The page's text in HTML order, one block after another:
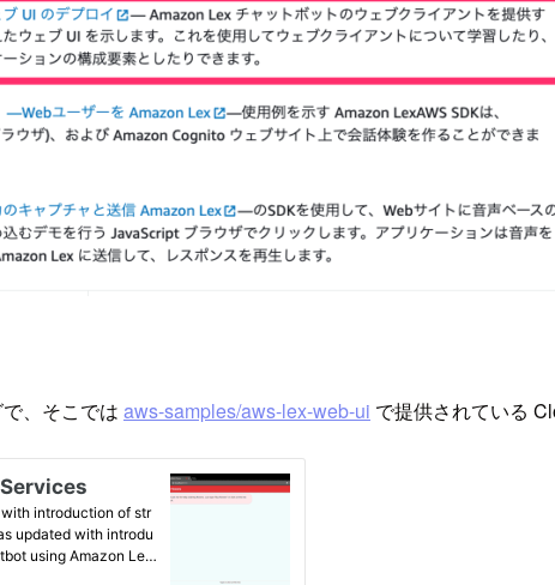
、そこでは aws-samples/aws-lex-web-ui で提供されている